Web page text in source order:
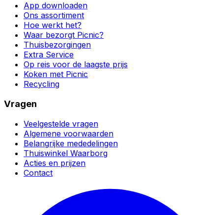
App downloaden
Ons assortiment
Hoe werkt het?
Waar bezorgt Picnic?
Thuisbezorgingen
Extra Service
Op reis voor de laagste prijs
Koken met Picnic
Recycling
Vragen
Veelgestelde vragen
Algemene voorwaarden
Belangrijke mededelingen
Thuiswinkel Waarborg
Acties en prijzen
Contact